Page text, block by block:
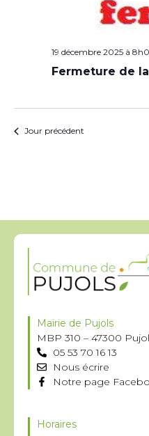
19 décembre 2025 à
Fermeture de
Jour précédent
Mairie de Pujols
MBP 310 – 47300
05 53 70 16 13
Nous écrire
Notre page
Horaires